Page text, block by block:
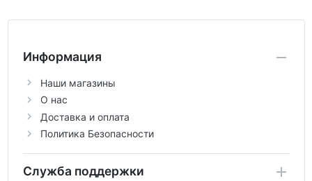
Информация
Наши магазины
О нас
Доставка и оплата
Политика Безопасности
Служба поддержки